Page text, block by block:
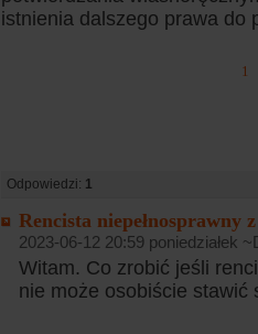
istnienia dalszego prawa do
1
Odpowiedzi: 1
Rencista niepełnosprawny
2023-06-12 20:59 poniedziałek
Witam. Co zrobić jeśli
nie może osobiście stawić